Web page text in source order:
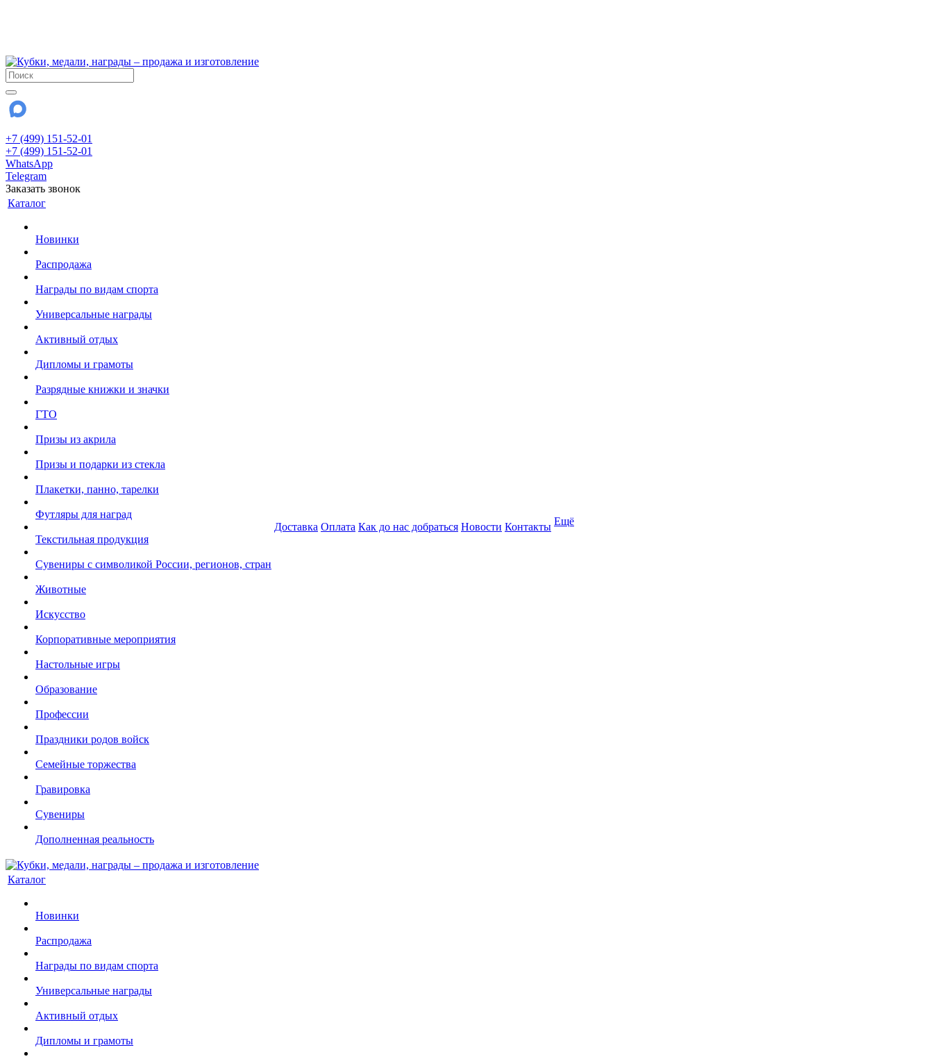
+7 (499) 151-52-01
+7 (499) 151-52-01
WhatsApp
Telegram
Заказать звонок
Каталог
Новинки
Распродажа
Награды по видам спорта
Универсальные награды
Активный отдых
Дипломы и грамоты
Разрядные книжки и значки
ГТО
Призы из акрила
Призы и подарки из стекла
Плакетки, панно, тарелки
Футляры для наград
Текстильная продукция
Сувениры с символикой России, регионов, стран
Животные
Искусство
Корпоративные мероприятия
Настольные игры
Образование
Профессии
Праздники родов войск
Семейные торжества
Гравировка
Сувениры
Дополненная реальность
Доставка Оплата Как до нас добраться Новости Контакты Ещё
Каталог
Новинки
Распродажа
Награды по видам спорта
Универсальные награды
Активный отдых
Дипломы и грамоты